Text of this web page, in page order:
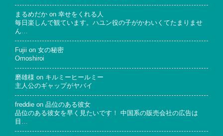
まるめだか on 幸せをくれる人
毎日楽しんで観ています。ハユン役の子がかわいくてたまりませ
ん…
Fujii on 女の秘密
Omoshiroi
磨雄様 on キルミーヒールミー
主人公のギャップがヤバイ
freddie on 品位のある彼女
品位のある彼女を早く見たいです！ 中国系の販売会社の広告は
目…